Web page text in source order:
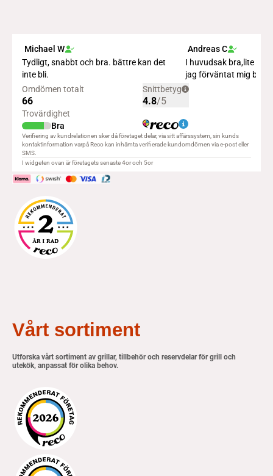
Vårt sortiment
Utforska vårt sortiment av grillar, tillbehör och reservdelar för grill och
utekök, anpassat för olika behov.